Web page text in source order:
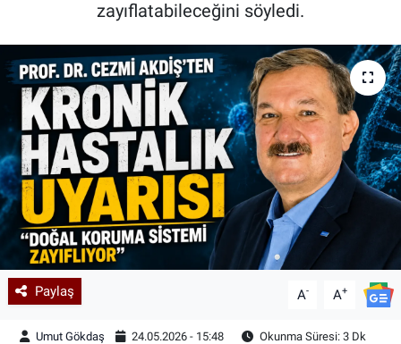
zayıflatabileceğini söyledi.
Paylaş A- A+
Umut Gökdaş 24.05.2026 - 15:48 Okunma Süresi: 3 Dk
Siyaset
Teknoloji
Yazarlar
Astroloji-Rüya